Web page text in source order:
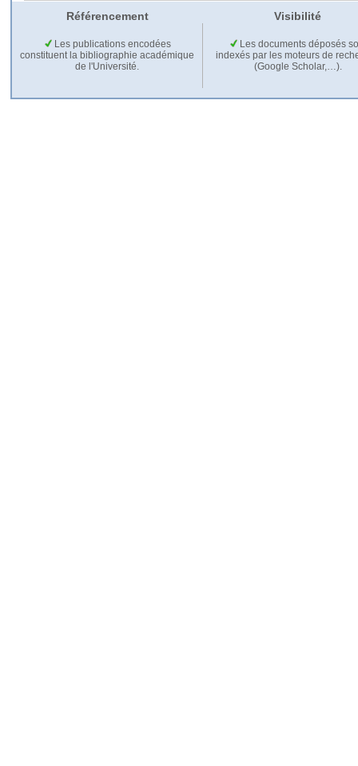
Référencement Visibilité
Les publications encodées
constituent la bibliographie académique
de l'Université.
Les documents déposés
indexés par les moteurs de
(Google Scholar,…).